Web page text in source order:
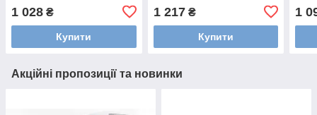
1 028 ₴
Купити
1 217₴
Купити
1
Акційні пропозиції та новинки